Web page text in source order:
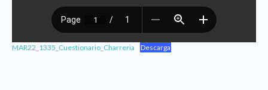
MAR22_1335_Cuestionario_Charreria Descarga